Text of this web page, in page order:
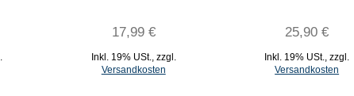
17,99 €
Inkl. 19% USt. zzgl.
Versandkosten
25,90 €
Inkl. 19% USt. ,zzgl.
Versandkosten